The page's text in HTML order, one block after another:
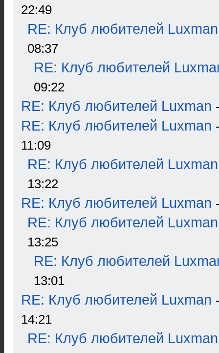
22:49
RE: Клуб любителей Luxman
08:37
RE: Клуб любителей
09:22
RE: Клуб любителей Luxman
RE: Клуб любителей Luxman
11:09
RE: Клуб любителей Luxman
13:22
RE: Клуб любителей Luxman
RE: Клуб любителей Luxman
13:25
RE: Клуб любителей
13:01
RE: Клуб любителей Luxman
14:21
RE: Клуб любителей Luxman